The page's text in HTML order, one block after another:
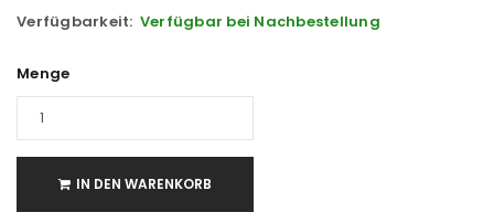
Verfügbarkeit: Verfügbar bei Nachbestellung
Menge
IN DEN WARENKORB